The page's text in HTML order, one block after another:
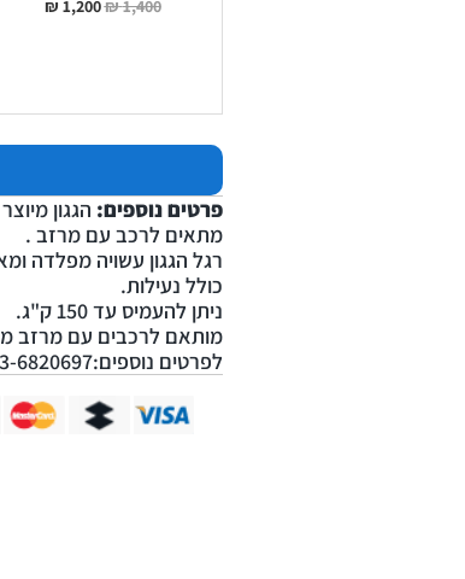
1,400
₪
1,200
₪
פרטים נוספים: הגגון
מתאים לרכב עם מרזב .
רגל הגגון עשויה מפלדה
כולל נעילות.
ניתן להעמיס עד 150 ק"ג.
מותאם לרכבים עם מרזב
לפרטים נוספים:03-6820697